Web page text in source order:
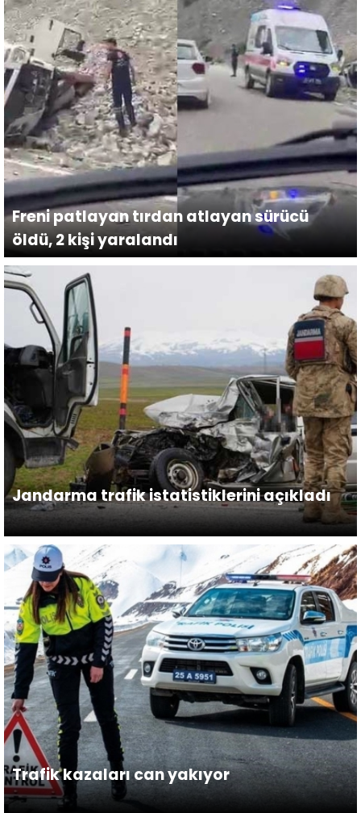
Freni patlayan tırdan atlayan sürücü
öldü, 2 kişi yaralandı
Jandarma trafik istatistiklerini açıkladı
Trafik kazaları can yakıyor